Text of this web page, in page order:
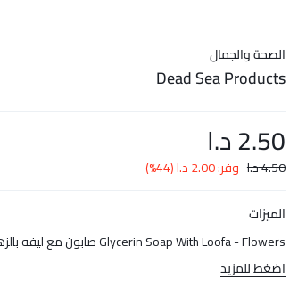
الصحة والجمال
Dead Sea Products
2.50د.ا
4.50د.ا وفر:2.00د.ا(44%)
الميزات
Glycerin Soap With Loofa - Flowers صابون مع ليفه بالزهور
اضغط للمزيد